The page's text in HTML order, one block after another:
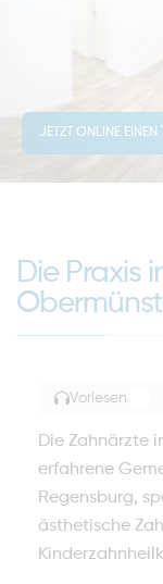
JETZT ONLINE EINEN
Die Praxis
Vorlesen
Die Zahnärzte
erfahrene
Regensburg,
ästhetische